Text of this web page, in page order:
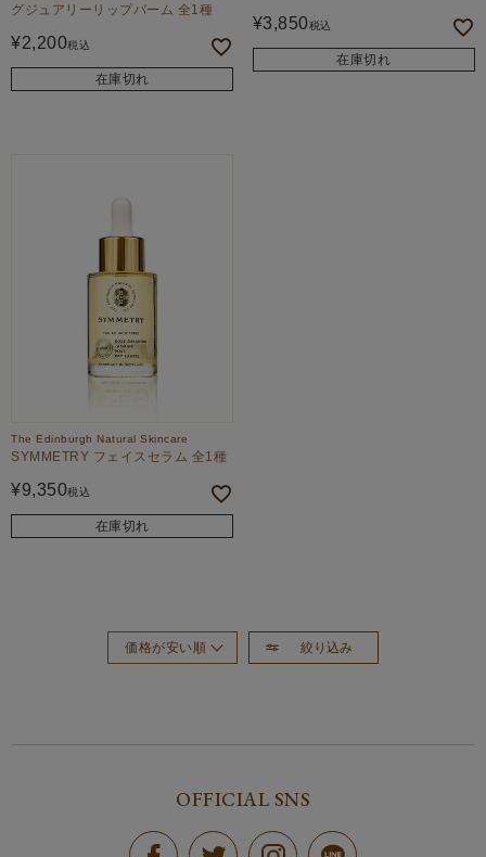
グジュアリーリップバーム 全1種
¥2,200税込
在庫切れ
¥3,850税込
在庫切れ
The Edinburgh Natural Skincare
SYMMETRY フェイスセラム 全1種
¥9,350税込
在庫切れ
絞り込み
価格が安い順
OFFICIAL SNS